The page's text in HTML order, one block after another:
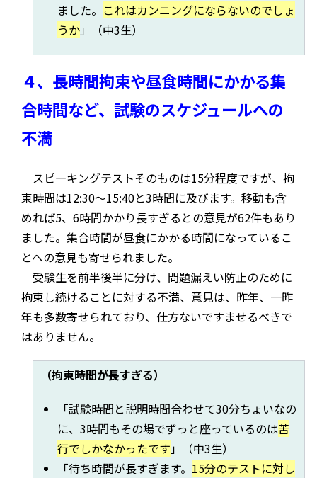
ました。 これはカンニングにならないのでしょ
うか」（中3生）
４、長時間拘束や昼食時間にかかる集
合時間など、試験のスケジュールへの
不満
スピ―キングテストそのものは15分程度ですが、拘
束時間は12:30～15:40と3時間に及びます。移動も含
めれば5、6時間かかり長すぎるとの意見が62件もあり
ました。集合時間が昼食にかかる時間になっているこ
とへの意見も寄せられました。
受験生を前半後半に分け、問題漏えい防止のために
拘束し続けることに対する不満、意見は、昨年、一昨
年も多数寄せられており、仕方ないですませるべきで
はありません。
（拘束時間が長すぎる）
「試験時間と説明時間合わせて30分ちょいなの
に、3時間もその場でずっと座っているのは苦
行でしかなかったです 」（中3生）
「待ち時間が長すぎます。 15分のテストに対し